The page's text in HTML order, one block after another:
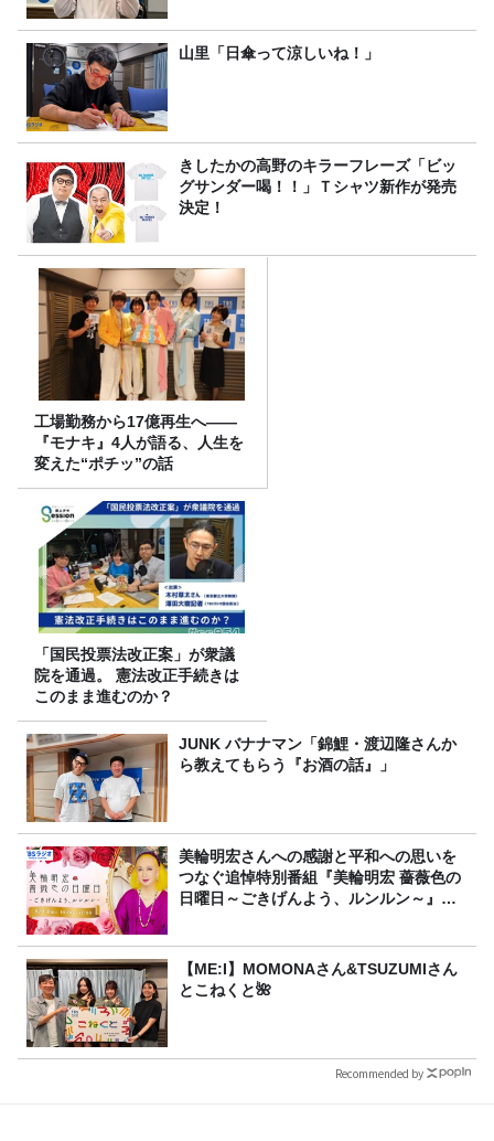
山里「日傘って涼しいね！」
きしたかの高野のキラーフレーズ「ビッ
グサンダー喝！！」Ｔシャツ新作が発売
決定！
工場勤務から17億再生へ——
『モナキ』4人が語る、人生を
変えた“ポチッ”の話
「国民投票法改正案」が衆議
院を通過。 憲法改正手続きは
このまま進むのか？
JUNK バナナマン「錦鯉・渡辺隆さんか
ら教えてもらう『お酒の話』」
美輪明宏さんへの感謝と平和への思いを
つなぐ追悼特別番組『美輪明宏 薔薇色の
日曜日～ごきげんよう、ルンルン～』
【ME:I】MOMONAさん&TSUZUMIさん
とこねくと🌺
Recommended by